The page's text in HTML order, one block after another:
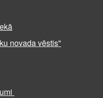
novada vēstis"